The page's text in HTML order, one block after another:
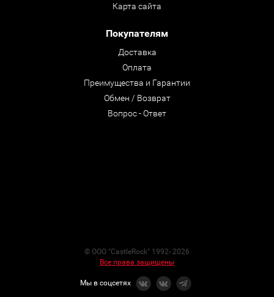
Карта сайта
Покупателям
Доставка
Оплата
Преимущества и Гарантии
Обмен / Возврат
Вопрос - Ответ
© ООО "CastleRock" 1992- 2026
Все права защищены
Мы в соцсетях